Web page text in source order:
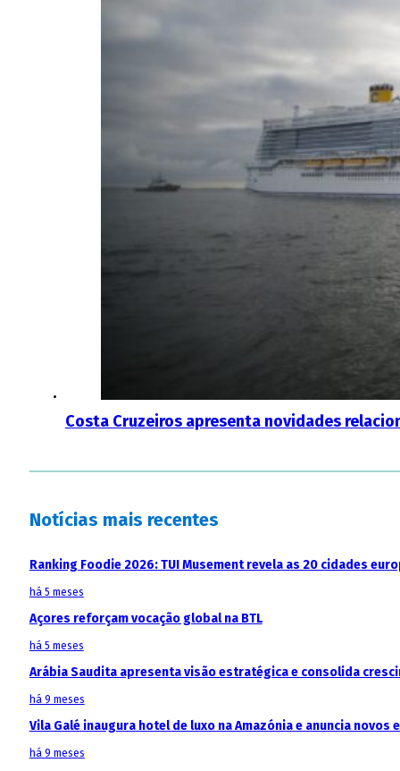
Costa Cruzeiros apresenta novidades
Notícias mais recentes
Ranking Foodie 2026: TUI Musement revela as 20 cidades
há 5 meses
Açores reforçam vocação global na BTL
há 5 meses
Arábia Saudita apresenta visão estratégica e consolida
há 9 meses
Vila Galé inaugura hotel de luxo na Amazónia e anuncia
há 9 meses